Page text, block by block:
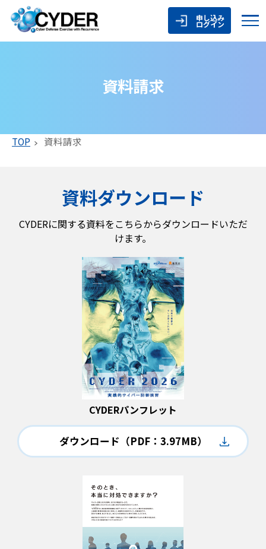
申し込み
ログイン
資料請求
TOP 資料請求
資料ダウンロード
CYDERに関する資料をこちらからダウンロードいただ
けます。
CYDERパンフレット
ダウンロード （PDF：3.97MB）